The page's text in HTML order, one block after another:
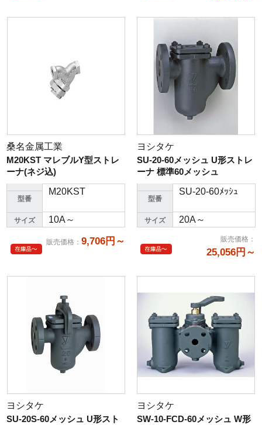
桑名金属工業
M20KST マレブルY型ストレ
ーナ(ネジ込)
型番
M20KST
サイズ 10A～
販売価格 ： 9,706円～
ヨシタケ
SU-20-60メッシュ U形ストレ
ーナ 標準60メッシュ
型番
SU-20-60ﾒｯｼｭ
サイズ 20A～
販売価格 ：
25,056円～
ヨシタケ
SU-20S-60メッシュ U形スト
ヨシタケ
SW-10-FCD-60メッシュ W形